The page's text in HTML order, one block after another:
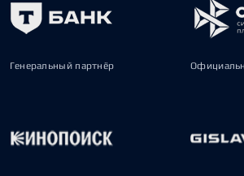
Генеральный партнёр